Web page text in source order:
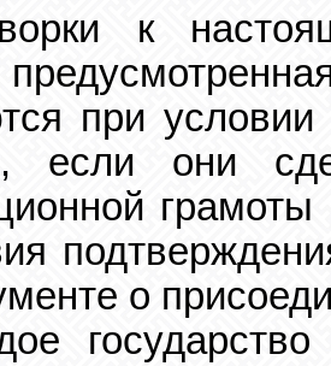
к
при
если они
грамоты
о